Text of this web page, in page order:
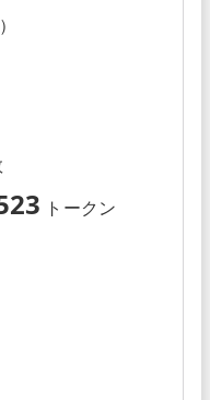
トークン